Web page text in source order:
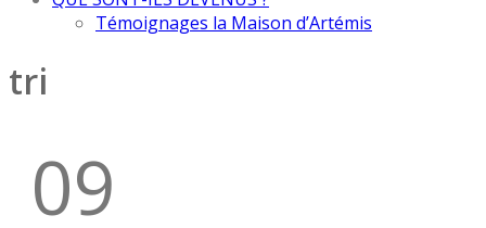
Témoignages la Maison d’Artémis
tri
09